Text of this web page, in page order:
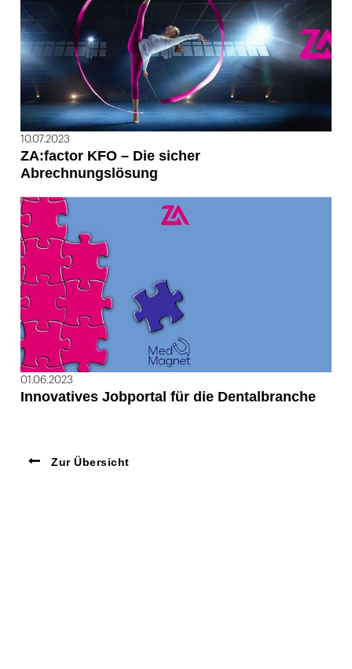
10.07.2023
ZA:factor KFO – Die sicher
Abrechnungslösung
01.06.2023
Innovatives Jobportal für die Dentalbranche
Zur Übersicht